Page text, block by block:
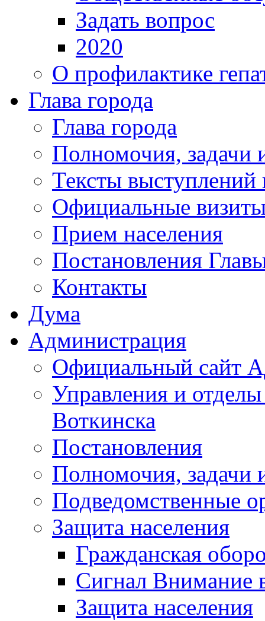
Задать вопрос
2020
О профилактике
Глава города
Глава города
Полномочия, задачи
Тексты выступлений
Официальные
Прием населения
Постановления
Контакты
Дума
Администрация
Официальный сайт
Управления и
Воткинска
Постановления
Полномочия, задачи
Подведомственные
Защита населения
Гражданская
Сигнал Внимание
Защита населения